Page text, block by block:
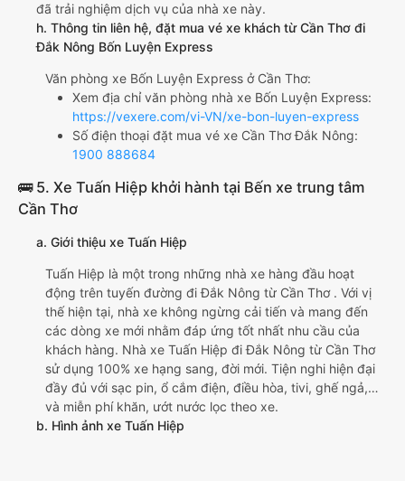
đã trải nghiệm dịch vụ của nhà xe này.
h. Thông tin liên hệ, đặt mua vé xe khách từ Cần Thơ đi
Đắk Nông Bốn Luyện Express
Văn phòng xe Bốn Luyện Express ở Cần Thơ:
Xem địa chỉ văn phòng nhà xe Bốn Luyện Express:
https://vexere.com/vi-VN/xe-bon-luyen-express
Số điện thoại đặt mua vé xe Cần Thơ Đắk Nông:
1900 888684
🚌 5. Xe Tuấn Hiệp khởi hành tại Bến xe trung tâm
Cần Thơ
a. Giới thiệu xe Tuấn Hiệp
Tuấn Hiệp là một trong những nhà xe hàng đầu hoạt
động trên tuyến đường đi Đắk Nông từ Cần Thơ . Với vị
thế hiện tại, nhà xe không ngừng cải tiến và mang đến
các dòng xe mới nhằm đáp ứng tốt nhất nhu cầu của
khách hàng. Nhà xe Tuấn Hiệp đi Đắk Nông từ Cần Thơ
sử dụng 100% xe hạng sang, đời mới. Tiện nghi hiện đại
đầy đủ với sạc pin, ổ cắm điện, điều hòa, tivi, ghế ngả,…
và miễn phí khăn, ướt nước lọc theo xe.
b. Hình ảnh xe Tuấn Hiệp